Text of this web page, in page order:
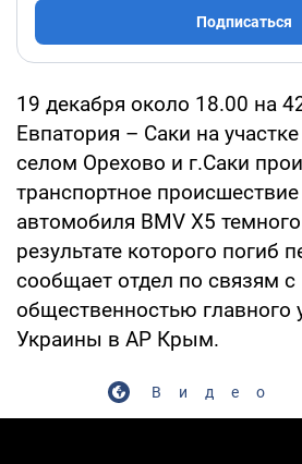
Подписаться
19 декабря около 18.00 на
Евпатория – Саки на
селом Орехово и г.Саки
транспортное
автомобиля BMV X5
результате которого погиб
сообщает отдел по связям с
общественностью
Украины в АР Крым.
Видео